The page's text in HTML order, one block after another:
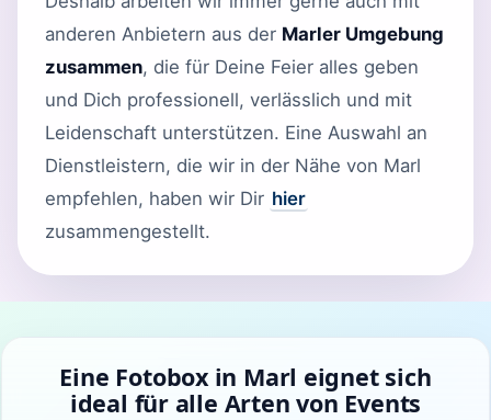
anderen Anbietern aus der Marler Umgebung
zusammen, die für Deine Feier alles geben
und Dich professionell, verlässlich und mit
Leidenschaft unterstützen. Eine Auswahl an
Dienstleistern, die wir in der Nähe von Marl
empfehlen, haben wir Dir hier
zusammengestellt.
Eine Fotobox in Marl eignet sich
ideal für alle Arten von Events